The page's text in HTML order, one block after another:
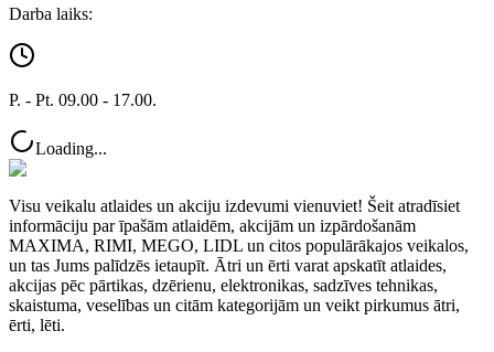
Darba laiks:
P. - Pt. 09.00 - 17.00.
Loading...
Visu veikalu atlaides un akciju izdevumi vienuviet! Šeit atradīsiet
informāciju par īpašām atlaidēm, akcijām un izpārdošanām
MAXIMA, RIMI, MEGO, LIDL un citos populārākajos veikalos,
un tas Jums palīdzēs ietaupīt. Ātri un ērti varat apskatīt atlaides,
akcijas pēc pārtikas, dzērienu, elektronikas, sadzīves tehnikas,
skaistuma, veselības un citām kategorijām un veikt pirkumus ātri,
ērti, lēti.